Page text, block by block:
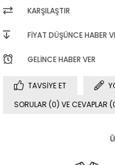
KARŞILAŞTIR
FIYAT DÜŞÜNCE HABER
GELINCE HABER VER
TAVSIYE ET
SORULAR (0) VE CEVAPLAR